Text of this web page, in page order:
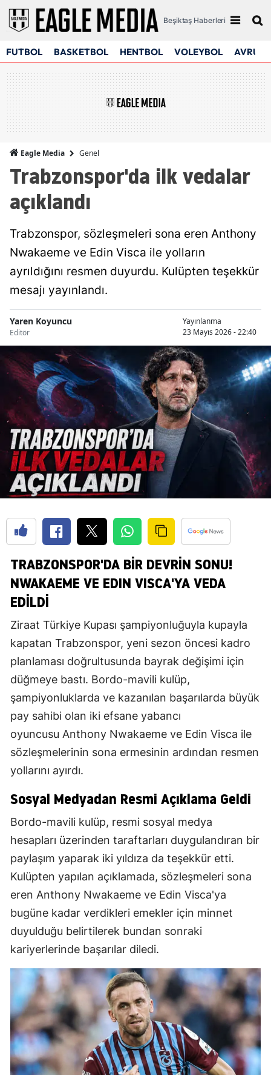
Beşiktaş Haberleri
FUTBOL BASKETBOL HENTBOL VOLEYBOL
Eagle Media Genel
Trabzonspor'da ilk vedalar
açıklandı
Trabzonspor, sözleşmeleri sona eren Anthony
Nwakaeme ve Edin Visca ile yolların
ayrıldığını resmen duyurdu. Kulüpten teşekkür
mesajı yayınlandı.
Yaren Koyuncu
Editör
Yayınlanma
23 Mayıs 2026 - 22:40
TRABZONSPOR'DA BİR DEVRİN SONU!
NWAKAEME VE EDIN VISCA'YA VEDA
EDİLDİ
Ziraat Türkiye Kupası şampiyonluğuyla kupayla
kapatan Trabzonspor, yeni sezon öncesi kadro
planlaması doğrultusunda bayrak değişimi için
düğmeye bastı. Bordo-mavili kulüp,
şampiyonluklarda ve kazanılan başarılarda büyük
pay sahibi olan iki efsane yabancı
oyuncusu Anthony Nwakaeme ve Edin Visca ile
sözleşmelerinin sona ermesinin ardından resmen
yollarını ayırdı.
Sosyal Medyadan Resmi Açıklama Geldi
Bordo-mavili kulüp, resmi sosyal medya
hesapları üzerinden taraftarları duygulandıran bir
paylaşım yaparak iki yıldıza da teşekkür etti.
Kulüpten yapılan açıklamada, sözleşmeleri sona
eren Anthony Nwakaeme ve Edin Visca'ya
bugüne kadar verdikleri emekler için minnet
duyulduğu belirtilerek bundan sonraki
kariyerlerinde başarılar diledi.